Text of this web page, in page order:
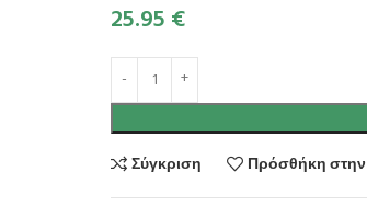
25.95 €
Σύγκριση
Πρόσθήκη στην